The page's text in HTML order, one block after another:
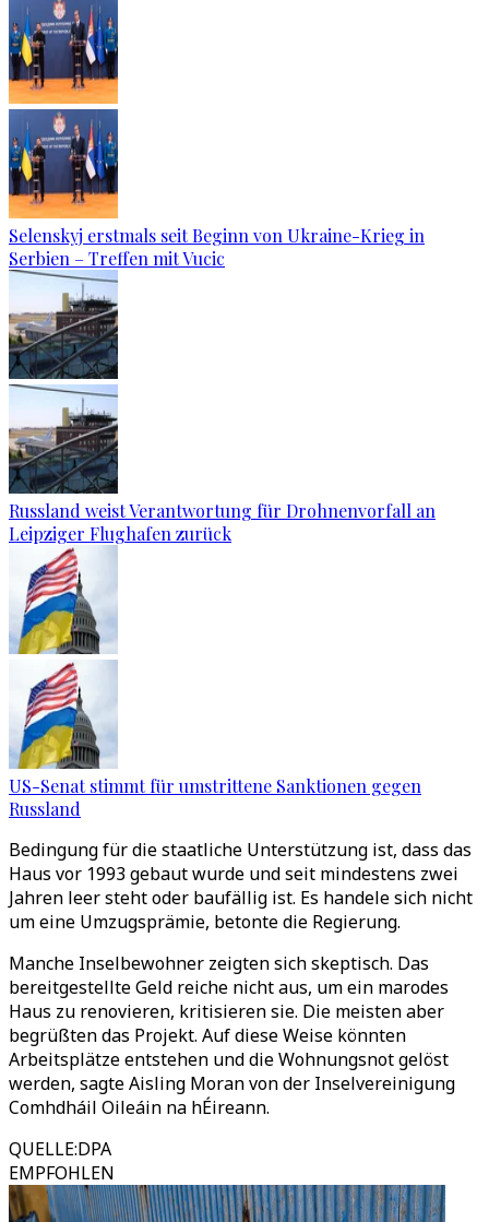
Selenskyj erstmals seit Beginn von Ukraine-Krieg in
Serbien – Treffen mit Vucic
Russland weist Verantwortung für Drohnenvorfall an
Leipziger Flughafen zurück
US-Senat stimmt für umstrittene Sanktionen gegen
Russland
Bedingung für die staatliche Unterstützung ist, dass das
Haus vor 1993 gebaut wurde und seit mindestens zwei
Jahren leer steht oder baufällig ist. Es handele sich nicht
um eine Umzugsprämie, betonte die Regierung.
Manche Inselbewohner zeigten sich skeptisch. Das
bereitgestellte Geld reiche nicht aus, um ein marodes
Haus zu renovieren, kritisieren sie. Die meisten aber
begrüßten das Projekt. Auf diese Weise könnten
Arbeitsplätze entstehen und die Wohnungsnot gelöst
werden, sagte Aisling Moran von der Inselvereinigung
Comhdháil Oileáin na hÉireann.
QUELLE:DPA
EMPFOHLEN